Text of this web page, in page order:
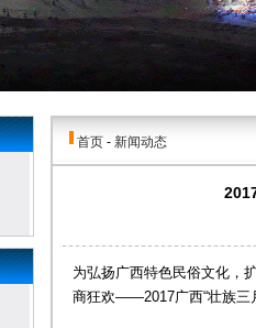
首页 - 新闻动态
为弘扬广西特色民俗文化，
商狂欢——2017广西“壮族三